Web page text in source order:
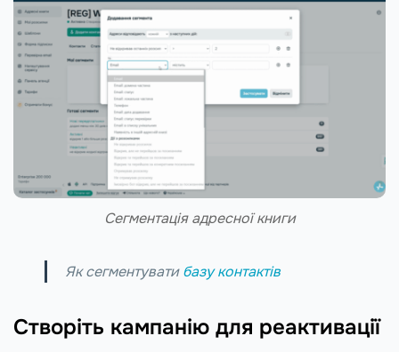
Сегментація адресної книги
Як сегментуватибазу контактів
Створіть кампанію для реактивації